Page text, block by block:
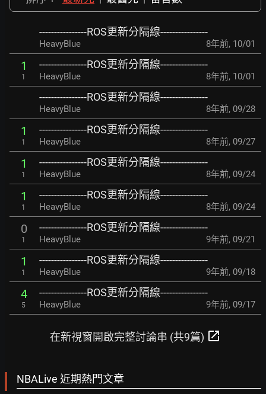
----------------ROS更新分隔線----------------
HeavyBlue 8年前, 10/01
1
1
----------------ROS更新分隔線----------------
HeavyBlue 8年前, 10/01
----------------ROS更新分隔線----------------
HeavyBlue 8年前, 09/28
1
1
----------------ROS更新分隔線----------------
HeavyBlue 8年前, 09/27
1
1
----------------ROS更新分隔線----------------
HeavyBlue 8年前, 09/24
1
1
----------------ROS更新分隔線----------------
HeavyBlue 8年前, 09/24
0
1
----------------ROS更新分隔線----------------
HeavyBlue 9年前, 09/21
1
1
----------------ROS更新分隔線----------------
HeavyBlue 9年前, 09/18
4
5
----------------ROS更新分隔線----------------
HeavyBlue 9年前, 09/17
在新視窗開啟完整討論串 (共9篇) open_in_new
NBALive 近期熱門文章